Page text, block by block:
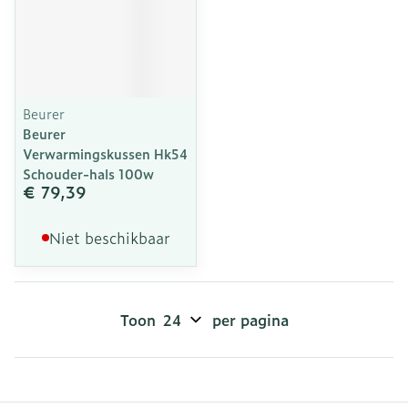
Beurer
Beurer
Verwarmingskussen Hk54
Schouder-hals 100w
€ 79,39
Niet beschikbaar
Toon per pagina